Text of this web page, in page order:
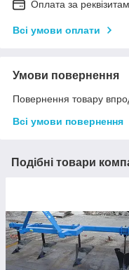
Оплата за
Всі умови оплати
Умови повернення
Повернення товару
Всі умови повернення
Подібні товари